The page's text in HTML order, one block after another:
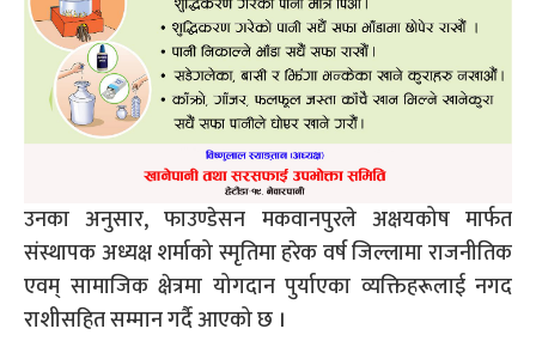
उनका अनुसार, फाउण्डेसन मकवानपुरले अक्षयकोष मार्फत
संस्थापक अध्यक्ष शर्माको स्मृतिमा हरेक वर्ष जिल्लामा राजनीतिक
एवम् सामाजिक क्षेत्रमा योगदान पुर्याएका व्यक्तिहरूलाई नगद
राशीसहित सम्मान गर्दै आएको छ ।